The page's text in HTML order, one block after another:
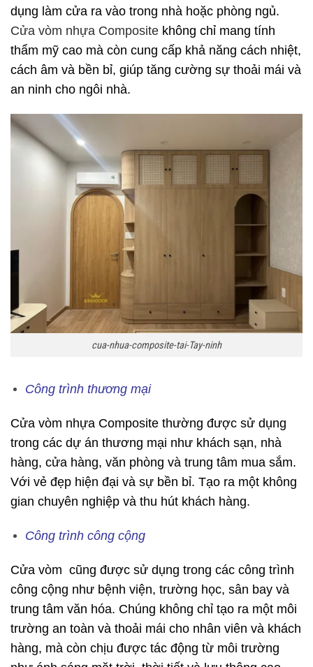
dụng làm cửa ra vào trong nhà hoặc phòng ngủ.
Cửa vòm nhựa Composite không chỉ mang tính
thẩm mỹ cao mà còn cung cấp khả năng cách nhiệt,
cách âm và bền bỉ, giúp tăng cường sự thoải mái và
an ninh cho ngôi nhà.
cua-nhua-composite-tai-Tay-ninh
Công trình thương mại
Cửa vòm nhựa Composite thường được sử dụng
trong các dự án thương mại như khách sạn, nhà
hàng, cửa hàng, văn phòng và trung tâm mua sắm.
Với vẻ đẹp hiện đại và sự bền bỉ. Tạo ra một không
gian chuyên nghiệp và thu hút khách hàng.
Công trình công cộng
Cửa vòm cũng được sử dụng trong các công trình
công cộng như bệnh viện, trường học, sân bay và
trung tâm văn hóa. Chúng không chỉ tạo ra một môi
trường an toàn và thoải mái cho nhân viên và khách
hàng, mà còn chịu được tác động từ môi trường